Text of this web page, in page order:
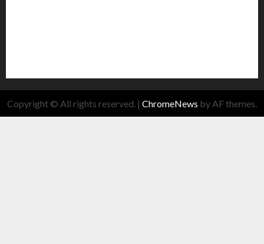
Copyright © All rights reserved. | ChromeNews by AF themes.